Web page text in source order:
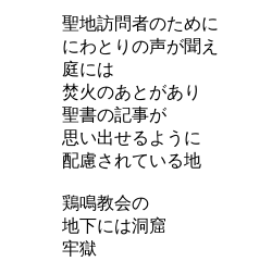
訪問者のために
とりの声が聞え
には
のあとがあり
書の記事が
出せるように
されている地
鳴教会の
下には洞窟
獄